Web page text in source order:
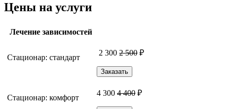
Цены на услуги
Лечение зависимостей
Стационар: стандарт
2 300 2 500 ₽
Заказать
Стационар: комфорт
4 300 4 400 ₽